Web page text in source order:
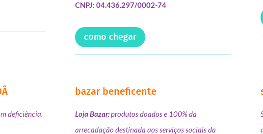
CNPJ: 04.436.297/0002-74
como chegar
deficiência.
bazar beneficente
Loja Bazar:produtos doados e 100% da
arrecadação destinada aos serviços sociais da